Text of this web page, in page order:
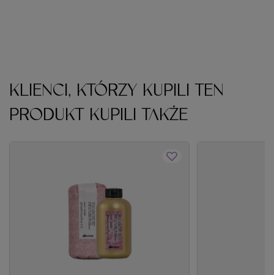
KLIENCI, KTÓRZY KUPILI TEN
PRODUKT KUPILI TAKŻE